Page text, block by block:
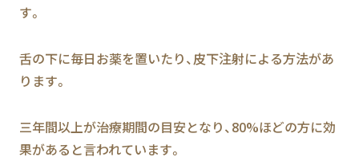
す。
舌の下に毎日お薬を置いたり、皮下注射による方法があ
ります。
三年間以上が治療期間の目安となり、80%ほどの方に効
果があると言われています。